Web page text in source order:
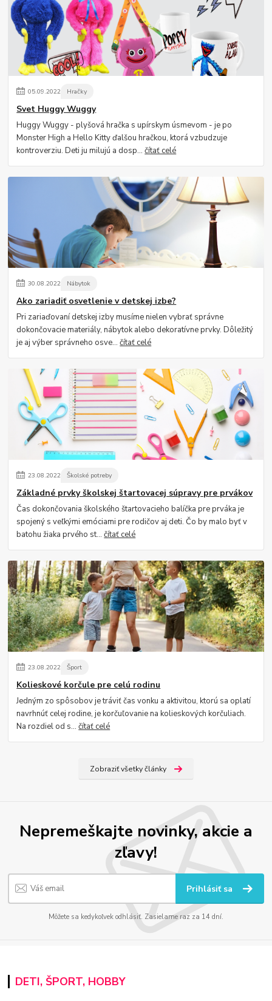
05.09.2022 Hračky
Svet Huggy Wuggy
Huggy Wuggy - plyšová hračka s upírskym úsmevom - je po
Monster High a Hello Kitty ďalšou hračkou, ktorá vzbudzuje
kontroverziu. Deti ju milujú a dosp...čítať celé
30.08.2022 Nábytok
Ako zariadiť osvetlenie v detskej izbe?
Pri zariaďovaní detskej izby musíme nielen vybrať správne
dokončovacie materiály, nábytok alebo dekoratívne prvky. Dôležitý
je aj výber správneho osve...čítať celé
23.08.2022 Školské potreby
Základné prvky školskej štartovacej súpravy pre prvákov
Čas dokončovania školského štartovacieho balíčka pre prváka je
spojený s veľkými emóciami pre rodičov aj deti. Čo by malo byť v
batohu žiaka prvého st...čítať celé
23.08.2022 Šport
Kolieskové korčule pre celú rodinu
Jedným zo spôsobov je tráviť čas vonku a aktivitou, ktorú sa oplatí
navrhnúť celej rodine, je korčuľovanie na kolieskových korčuliach.
Na rozdiel od s...čítať celé
Zobraziť všetky články
Nepremeškajte novinky, akcie a
zľavy!
Prihlásiť sa
Môžete sa kedykoľvek odhlásiť. Zasielame raz za 14 dní.
DETI, ŠPORT, HOBBY